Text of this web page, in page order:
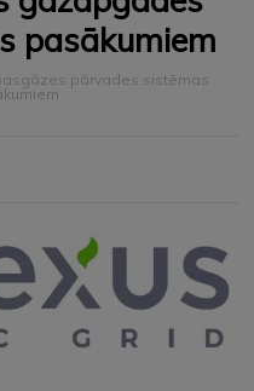
pasākumiem
pārvades sistēmas